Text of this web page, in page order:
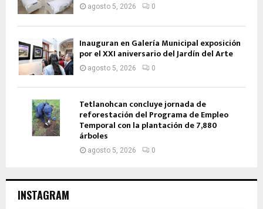
agosto 5, 2026 0
Inauguran en Galería Municipal exposición
por el XXI aniversario del Jardín del Arte
agosto 5, 2026 0
Tetlanohcan concluye jornada de
reforestación del Programa de Empleo
Temporal con la plantación de 7,880
árboles
agosto 5, 2026 0
INSTAGRAM